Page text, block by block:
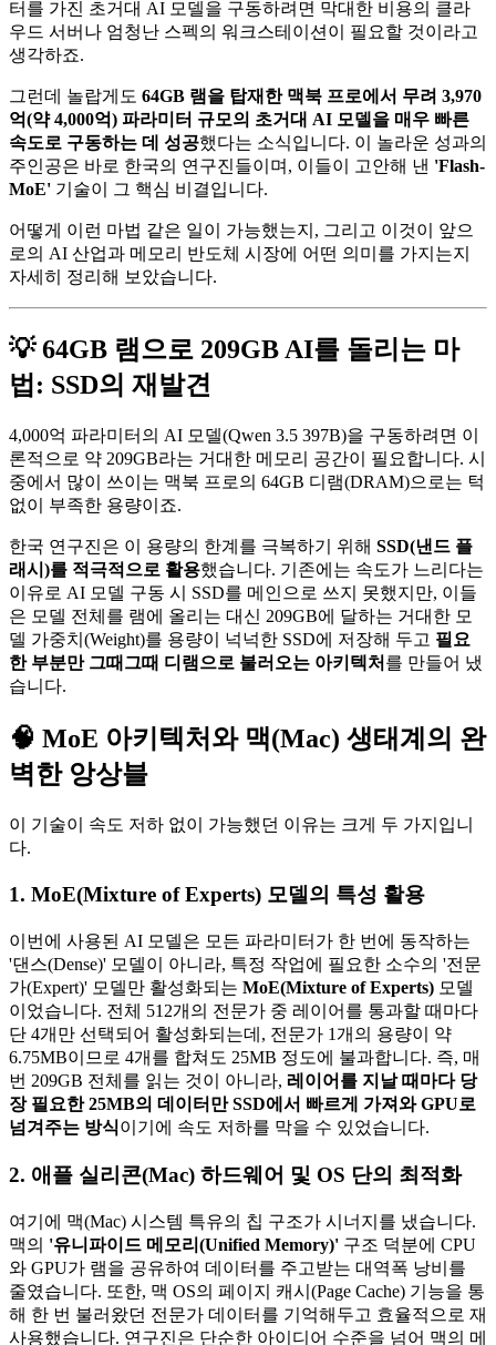
터를 가진 초거대 AI 모델을 구동하려면 막대한 비용의 클라
우드 서버나 엄청난 스펙의 워크스테이션이 필요할 것이라고
생각하죠.
그런데 놀랍게도 64GB 램을 탑재한 맥북 프로에서 무려 3,970
억(약 4,000억) 파라미터 규모의 초거대 AI 모델을 매우 빠른
속도로 구동하는 데 성공했다는 소식입니다. 이 놀라운 성과의
주인공은 바로 한국의 연구진들이며, 이들이 고안해 낸 'Flash-
MoE' 기술이 그 핵심 비결입니다.
어떻게 이런 마법 같은 일이 가능했는지, 그리고 이것이 앞으
로의 AI 산업과 메모리 반도체 시장에 어떤 의미를 가지는지
자세히 정리해 보았습니다.
💡 64GB 램으로 209GB AI를 돌리는 마
법: SSD의 재발견
4,000억 파라미터의 AI 모델(Qwen 3.5 397B)을 구동하려면 이
론적으로 약 209GB라는 거대한 메모리 공간이 필요합니다. 시
중에서 많이 쓰이는 맥북 프로의 64GB 디램(DRAM)으로는 턱
없이 부족한 용량이죠.
한국 연구진은 이 용량의 한계를 극복하기 위해 SSD(낸드 플
래시)를 적극적으로 활용했습니다. 기존에는 속도가 느리다는
이유로 AI 모델 구동 시 SSD를 메인으로 쓰지 못했지만, 이들
은 모델 전체를 램에 올리는 대신 209GB에 달하는 거대한 모
델 가중치(Weight)를 용량이 넉넉한 SSD에 저장해 두고 필요
한 부분만 그때그때 디램으로 불러오는 아키텍처 를 만들어 냈
습니다.
🧠 MoE 아키텍처와 맥(Mac) 생태계의 완
벽한 앙상블
이 기술이 속도 저하 없이 가능했던 이유는 크게 두 가지입니
다.
1. MoE(Mixture of Experts) 모델의 특성 활용
이번에 사용된 AI 모델은 모든 파라미터가 한 번에 동작하는
'댄스(Dense)' 모델이 아니라, 특정 작업에 필요한 소수의 '전문
가(Expert)' 모델만 활성화되는 MoE(Mixture of Experts) 모델
이었습니다. 전체 512개의 전문가 중 레이어를 통과할 때마다
단 4개만 선택되어 활성화되는데, 전문가 1개의 용량이 약
6.75MB이므로 4개를 합쳐도 25MB 정도에 불과합니다. 즉, 매
번 209GB 전체를 읽는 것이 아니라, 레이어를 지날 때마다 당
장 필요한 25MB의 데이터만 SSD에서 빠르게 가져와 GPU로
넘겨주는 방식이기에 속도 저하를 막을 수 있었습니다.
2. 애플 실리콘(Mac) 하드웨어 및 OS 단의 최적화
여기에 맥(Mac) 시스템 특유의 칩 구조가 시너지를 냈습니다.
맥의 '유니파이드 메모리(Unified Memory)' 구조 덕분에 CPU
와 GPU가 램을 공유하여 데이터를 주고받는 대역폭 낭비를
줄였습니다. 또한, 맥 OS의 페이지 캐시(Page Cache) 기능을 통
해 한 번 불러왔던 전문가 데이터를 기억해두고 효율적으로 재
사용했습니다. 연구진은 단순한 아이디어 수준을 넘어 맥의 메